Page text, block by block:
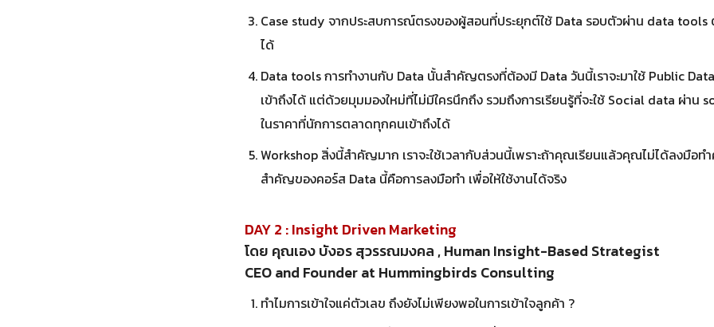
Case study จากประสบการณ์ตรงของผู้สอนที่ประยุกต์ใช้ Data รอบตัวผ่าน data tools
ได้
Data tools การทำงานกับ Data นั้นสำคัญตรงที่ต้องมี Data วันนี้เราจะมาใช้ Public
เข้าถึงได้ แต่ด้วยมุมมองใหม่ที่ไม่มีใครนึกถึง รวมถึงการเรียนรู้ที่จะใช้ Social data ผ่าน
ในราคาที่นักการตลาดทุกคนเข้าถึงได้
Workshop สิ่งนี้สำคัญมาก เราจะใช้เวลากับส่วนนี้เพราะถ้าคุณเรียนแล้วคุณไม่ได้ลงมือ
สำคัญของคอร์ส Data นี้คือการลงมือทำ เพื่อให้ใช้งานได้จริง
DAY 2 : Insight Driven Marketing
โดย คุณเอง บังอร สุวรรณมงคล , Human Insight-Based Strategist
CEO and Founder at Hummingbirds Consulting
ทำไมการเข้าใจแค่ตัวเลข ถึงยังไม่เพียงพอในการเข้าใจลูกค้า ?